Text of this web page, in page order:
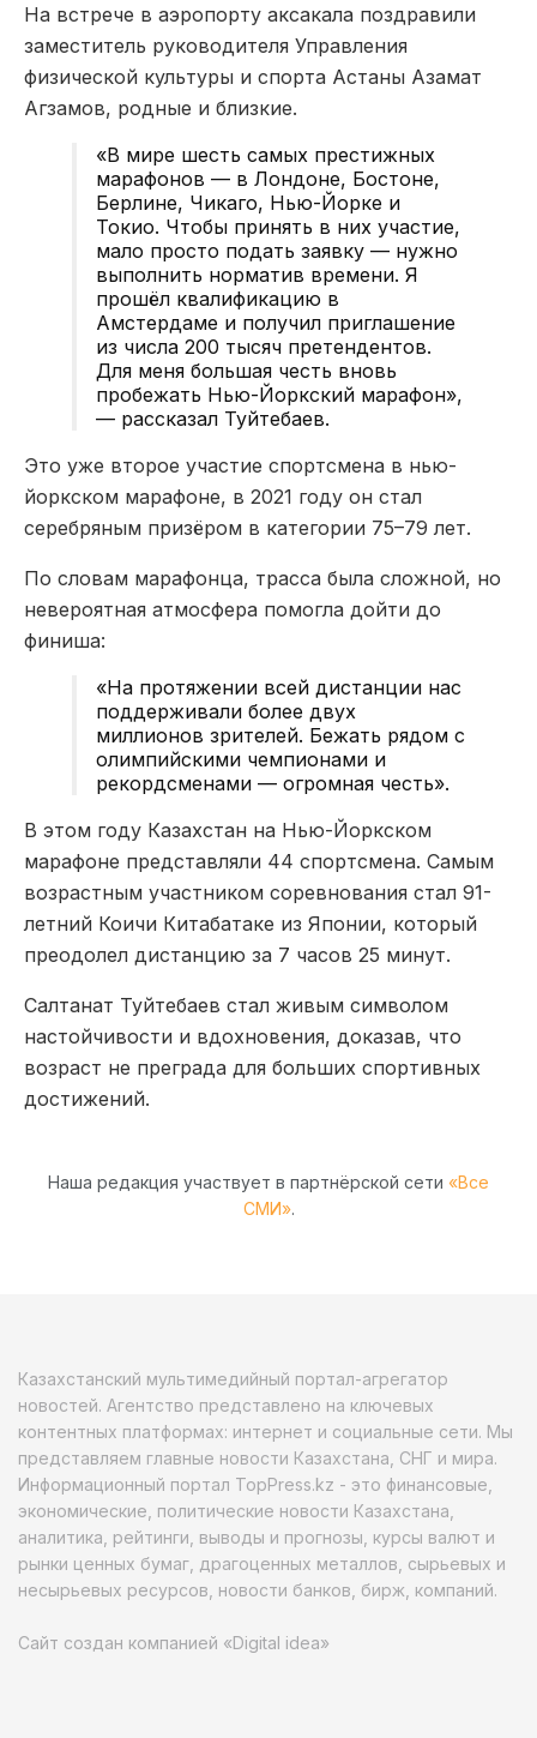
На встрече в аэропорту аксакала поздравили
заместитель руководителя Управления
физической культуры и спорта Астаны Азамат
Агзамов, родные и близкие.
«В мире шесть самых престижных
марафонов — в Лондоне, Бостоне,
Берлине, Чикаго, Нью-Йорке и
Токио. Чтобы принять в них участие,
мало просто подать заявку — нужно
выполнить норматив времени. Я
прошёл квалификацию в
Амстердаме и получил приглашение
из числа 200 тысяч претендентов.
Для меня большая честь вновь
пробежать Нью-Йоркский марафон»,
— рассказал Туйтебаев.
Это уже второе участие спортсмена в нью-
йоркском марафоне, в 2021 году он стал
серебряным призёром в категории 75–79 лет.
По словам марафонца, трасса была сложной, но
невероятная атмосфера помогла дойти до
финиша:
«На протяжении всей дистанции нас
поддерживали более двух
миллионов зрителей. Бежать рядом с
олимпийскими чемпионами и
рекордсменами — огромная честь».
В этом году Казахстан на Нью-Йоркском
марафоне представляли 44 спортсмена. Самым
возрастным участником соревнования стал 91-
летний Коичи Китабатаке из Японии, который
преодолел дистанцию за 7 часов 25 минут.
Салтанат Туйтебаев стал живым символом
настойчивости и вдохновения, доказав, что
возраст не преграда для больших спортивных
достижений.
Наша редакция участвует в партнёрской сети «Все
СМИ».
Казахстанский мультимедийный портал-агрегатор
новостей. Агентство представлено на ключевых
контентных платформах: интернет и социальные сети. Мы
представляем главные новости Казахстана, СНГ и мира.
Информационный портал TopPress.kz - это финансовые,
экономические, политические новости Казахстана,
аналитика, рейтинги, выводы и прогнозы, курсы валют и
рынки ценных бумаг, драгоценных металлов, сырьевых и
несырьевых ресурсов, новости банков, бирж, компаний.
Сайт создан компанией «Digital idea»